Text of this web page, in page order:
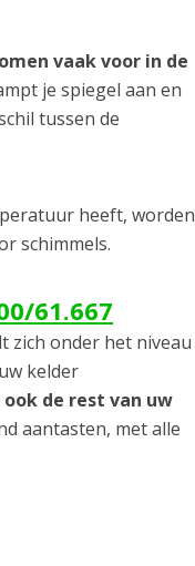
vaak voor in de
je spiegel aan en
tussen de
heeft, worden
schimmels.
61.667
zich onder het niveau
kelder
de rest van uw
aantasten, met alle